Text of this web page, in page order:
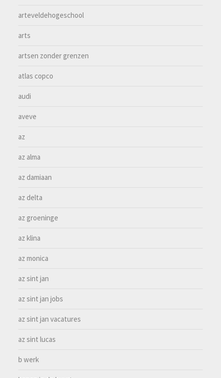
arteveldehogeschool
arts
artsen zonder grenzen
atlas copco
audi
aveve
az
az alma
az damiaan
az delta
az groeninge
az klina
az monica
az sint jan
az sint jan jobs
az sint jan vacatures
az sint lucas
b werk